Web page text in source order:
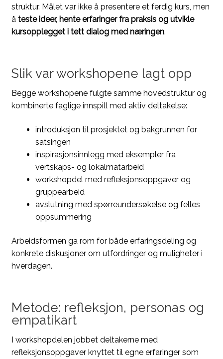
struktur. Målet var ikke å presentere et ferdig kurs, men
å teste ideer, hente erfaringer fra praksis og utvikle
kursopplegget i tett dialog med næringen.
Slik var workshopene lagt opp
Begge workshopene fulgte samme hovedstruktur og
kombinerte faglige innspill med aktiv deltakelse:
introduksjon til prosjektet og bakgrunnen for
satsingen
inspirasjonsinnlegg med eksempler fra
vertskaps- og lokalmatarbeid
workshopdel med refleksjonsoppgaver og
gruppearbeid
avslutning med spørreundersøkelse og felles
oppsummering
Arbeidsformen ga rom for både erfaringsdeling og
konkrete diskusjoner om utfordringer og muligheter i
hverdagen.
Metode: refleksjon, personas og
empatikart
I workshopdelen jobbet deltakerne med
refleksjonsoppgaver knyttet til egne erfaringer som